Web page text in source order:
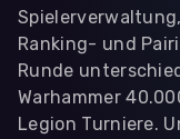
Ranking- und
Runde
Warhammer
Legion Turniere.